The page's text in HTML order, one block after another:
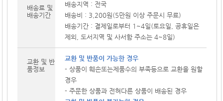
배송료 및
배송기간
배송지역 : 전국
배송비 : 3,200원(5만원 이상 주문시 무료)
배송기간 : 결제일로부터 1~4일(토요일, 공휴일은
제외, 도서지역 및 사서함 주소는 4~8일)
교환 및 반
품정보
교환 및 반품이 가능한 경우
- 상품이 훼손또는제품수의 부족등으로 교환을 원할
경우
- 주문한 상품과 전혀다른 상품이 배송된 경우